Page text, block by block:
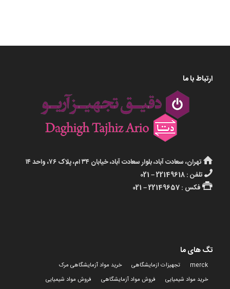
ارتباط با ما
تهران، سعادت آباد، بلوار سعادت آباد، خیابان ۳۴ ام، پلاک ۷۶، واحد ۱۴
تلفن : 22149618 – 021
فکس : 22149657 – 021
تگ های ما
merck تجهیزات ازمایشگاهی
خرید مواد آزمایشگاهی مرک
خرید مواد شیمیایی
فروش مواد آزمایشگاهی
فروش مواد شیمیایی